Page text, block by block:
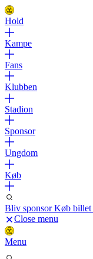
Hold
Kampe
Fans
Klubben
Stadion
Sponsor
Ungdom
Køb
Bliv sponsorKøb billet
Close menu
Menu